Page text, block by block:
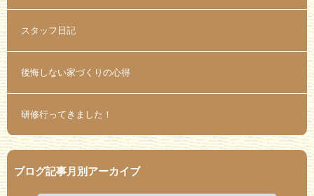
スタッフ日記
後悔しない家づくりの心得
研修行ってきました！
ブログ記事月別アーカイブ